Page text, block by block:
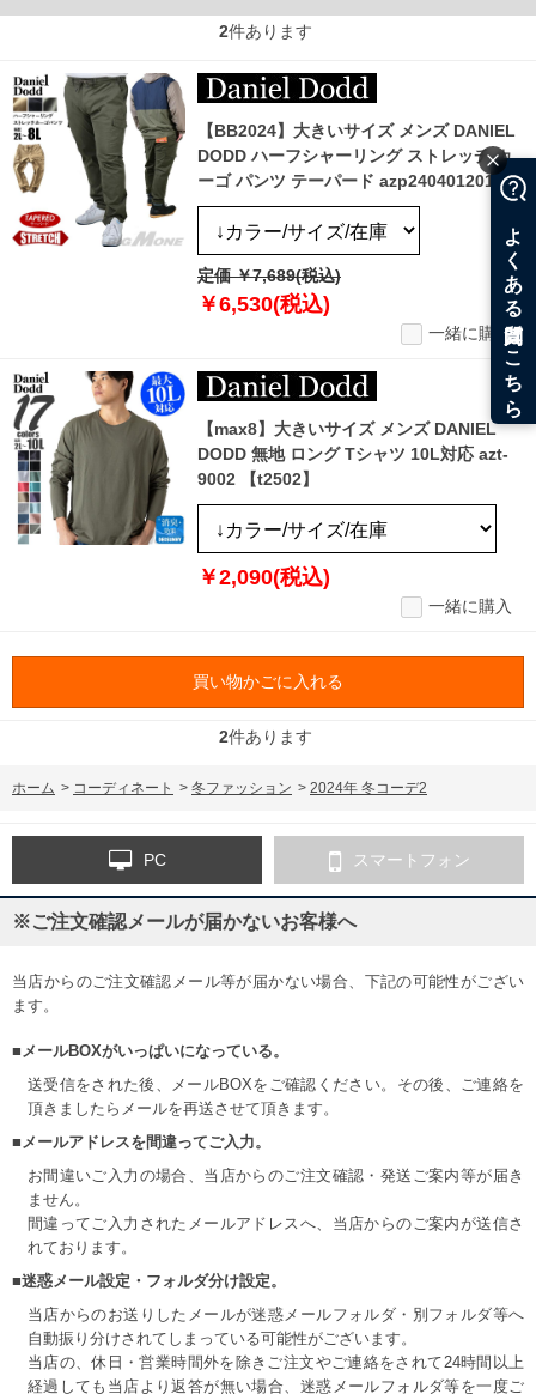
2件あります
【BB2024】大きいサイズ メンズ DANIEL
DODD ハーフシャーリング ストレッチ カ
ーゴ パンツ テーパード azp240401201t
定価 ￥7,689(税込)
￥6,530(税込)
一緒に購入
【max8】大きいサイズ メンズ DANIEL
DODD 無地 ロング Tシャツ 10L対応 azt-
9002 【t2502】
￥2,090(税込)
一緒に購入
買い物かごに入れる
2件あります
ホーム > コーディネート > 冬ファッション > 2024年 冬コーデ2
PC スマートフォン
※ご注文確認メールが届かないお客様へ
当店からのご注文確認メール等が届かない場合、下記の可能性がござい
ます。
■メールBOXがいっぱいになっている。
送受信をされた後、メールBOXをご確認ください。その後、ご連絡を
頂きましたらメールを再送させて頂きます。
■メールアドレスを間違ってご入力。
お間違いご入力の場合、当店からのご注文確認・発送ご案内等が届き
ません。
間違ってご入力されたメールアドレスへ、当店からのご案内が送信さ
れております。
■迷惑メール設定・フォルダ分け設定。
当店からのお送りしたメールが迷惑メールフォルダ・別フォルダ等へ
自動振り分けされてしまっている可能性がございます。
当店の、休日・営業時間外を除きご注文やご連絡をされて24時間以上
経過しても当店より返答が無い場合、迷惑メールフォルダ等を一度ご